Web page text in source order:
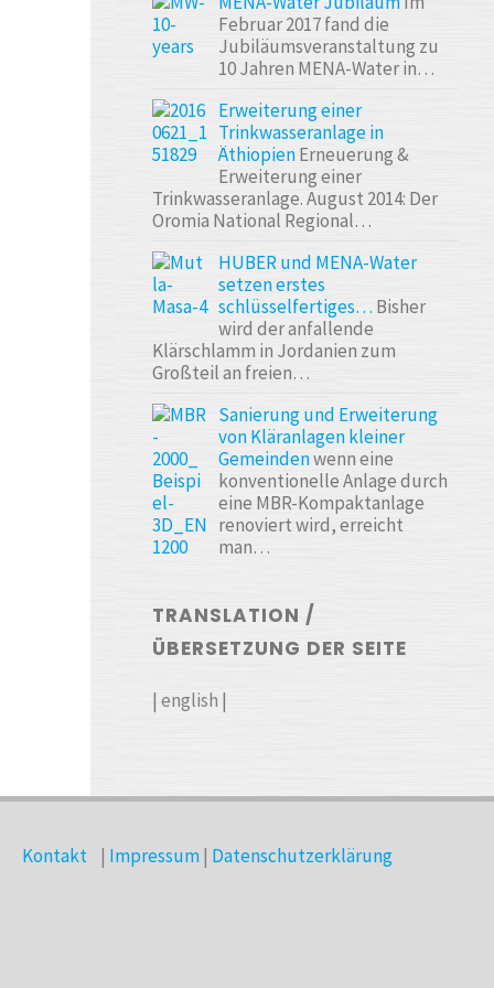
Februar 2017 fand die
Jubiläumsveranstaltung zu
10 Jahren MENA-Water in…
Erweiterung einer
Trinkwasseranlage in
ÄthiopienErneuerung &
Erweiterung einer
Trinkwasseranlage. August 2014: Der
Oromia National Regional…
HUBER und MENA-Water
setzen erstes
schlüsselfertiges… Bisher
wird der anfallende
Klärschlamm in Jordanien zum
Großteil an freien…
Sanierung und Erweiterung
von Kläranlagen kleiner
Gemeindenwenn eine
konventionelle Anlage durch
eine MBR-Kompaktanlage
renoviert wird, erreicht
man…
TRANSLATION /
ÜBERSETZUNG DER SEITE
|english |
Kontakt| Impressum| Datenschutzerklärung